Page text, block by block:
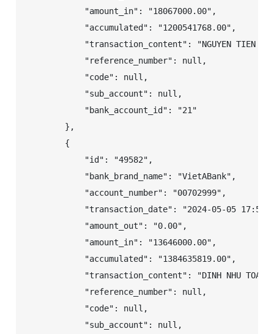
            "amount_in": "18067000.00",
            "accumulated": "1200541768.00",
"transaction_content": "NGUYEN TIEN
            "reference_number": null,
            "code": null,
            "sub_account": null,
            "bank_account_id": "21"
        },
        {
            "id": "49582",
            "bank_brand_name": "VietABank",
            "account_number": "00702999",
"transaction_date": "2024-05-05
            "amount_out": "0.00",
            "amount_in": "13646000.00",
            "accumulated": "1384635819.00",
"transaction_content": "DINH NHU TOAN
            "reference_number": null,
            "code": null,
            "sub_account": null,